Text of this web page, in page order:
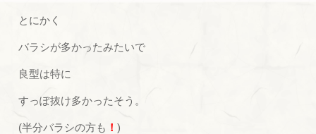
とにかく
バラシが多かったみたいで
良型は特に
すっぽ抜け多かったそう。
(半分バラシの方も ！)